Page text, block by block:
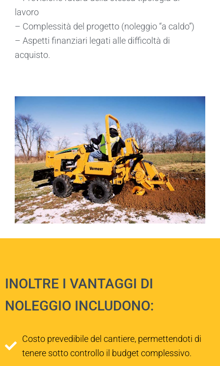
lavoro
– Complessità del progetto (noleggio “a caldo”)
– Aspetti finanziari legati alle difficoltà di
acquisto.
INOLTRE I VANTAGGI DI
NOLEGGIO INCLUDONO:
Costo prevedibile del cantiere, permettendoti di
tenere sotto controllo il budget complessivo.